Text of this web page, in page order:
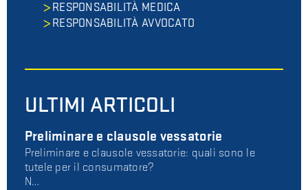
RESPONSABILITÀ MEDICA
RESPONSABILITÀ AVVOCATO
ULTIMI ARTICOLI
Preliminare e clausole vessatorie
Preliminare e clausole vessatorie: quali sono le
tutele per il consumatore?
N…